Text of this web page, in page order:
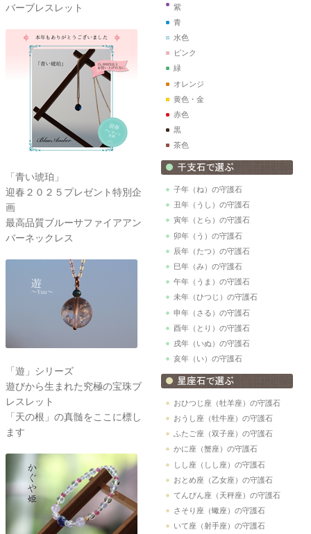
バーブレスレット
「青い琥珀」
迎春２０２５プレゼント特別企
画
最高品質ブルーサファイアアン
バーネックレス
「遊」シリーズ
遊びから生まれた究極の宝珠ブ
レスレット
「天の根」の真髄をここに標し
ます
紫
青
水色
ピンク
緑
オレンジ
黄色・金
赤色
黒
茶色
子年（ね）の守護石
丑年（うし）の守護石
寅年（とら）の守護石
卯年（う）の守護石
辰年（たつ）の守護石
巳年（み）の守護石
午年（うま）の守護石
未年（ひつじ）の守護石
申年（さる）の守護石
酉年（とり）の守護石
戌年（いぬ）の守護石
亥年（い）の守護石
おひつじ座（牡羊座）の守護石
おうし座（牡牛座）の守護石
ふたご座（双子座）の守護石
かに座（蟹座）の守護石
しし座（しし座）の守護石
おとめ座（乙女座）の守護石
てんびん座（天秤座）の守護石
さそり座（蠍座）の守護石
いて座（射手座）の守護石